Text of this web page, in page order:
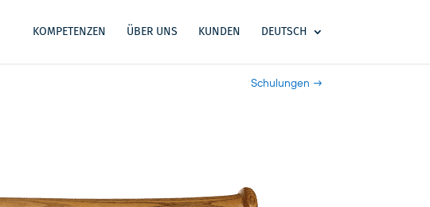
KOMPETENZEN ÜBER UNS KUNDEN DEUTSCH
Schulungen →